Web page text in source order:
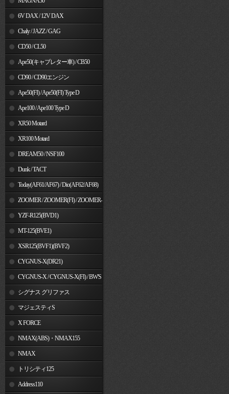
6V DAX / 12V DAX
Chaly / JAZZ / GAG
CD50 / CL50
Ape50(キャブレター車) / CB50
CD90 / CD90エンジン
Ape50(FI) / Ape50(FI) Type D
Ape100 / Ape100 Type D
XR50 Motard
XR100 Motard
DREAM50 / NSF100
Dunk / TACT
Today(AF61/AF67) / Dio(AF62/AF68)
ZOOMER / ZOOMER(FI) / ZOOMER-
YZF-R125(BVD1)
MT-125(BVE1)
XSR125(BVF1)(BVF2)
CYGNUS-X(DR21)
CYGNUS-X / CYGNUS-X(FI) / BW'S
125 シグナス グリファス
マジェスティS
X FORCE
NMAX(ABS)・NMAX155
NMAX
トリシティ125
Address110